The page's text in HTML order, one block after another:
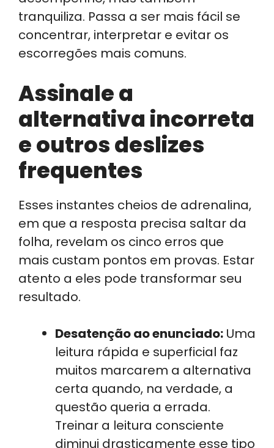
tranquiliza. Passa a ser mais fácil se
concentrar, interpretar e evitar os
escorregões mais comuns.
Assinale a
alternativa incorreta
e outros deslizes
frequentes
Esses instantes cheios de adrenalina,
em que a resposta precisa saltar da
folha, revelam os cinco erros que
mais custam pontos em provas. Estar
atento a eles pode transformar seu
resultado.
Desatenção ao enunciado: Uma
leitura rápida e superficial faz
muitos marcarem a alternativa
certa quando, na verdade, a
questão queria a errada.
Treinar a leitura consciente
diminui drasticamente esse tipo